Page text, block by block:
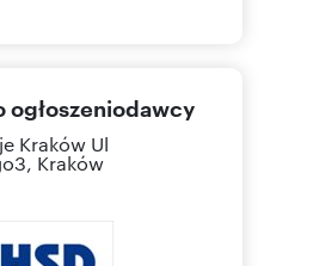
ogłoszeniodawcy
Kraków Ul
Kraków